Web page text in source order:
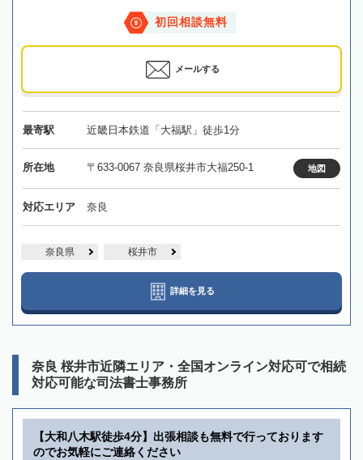
初回相談無料
メールする
最寄駅 近畿日本鉄道「大福駅」徒歩1分
所在地 〒633-0067 奈良県桜井市大福250-1 地図
対応エリア 奈良
奈良県 桜井市
詳細を見る
奈良 桜井市近隣エリア・全国オンライン対応可で相続
対応可能な司法書士事務所
【大和八木駅徒歩4分】出張相談も無料で行っております
のでお気軽にご連絡ください